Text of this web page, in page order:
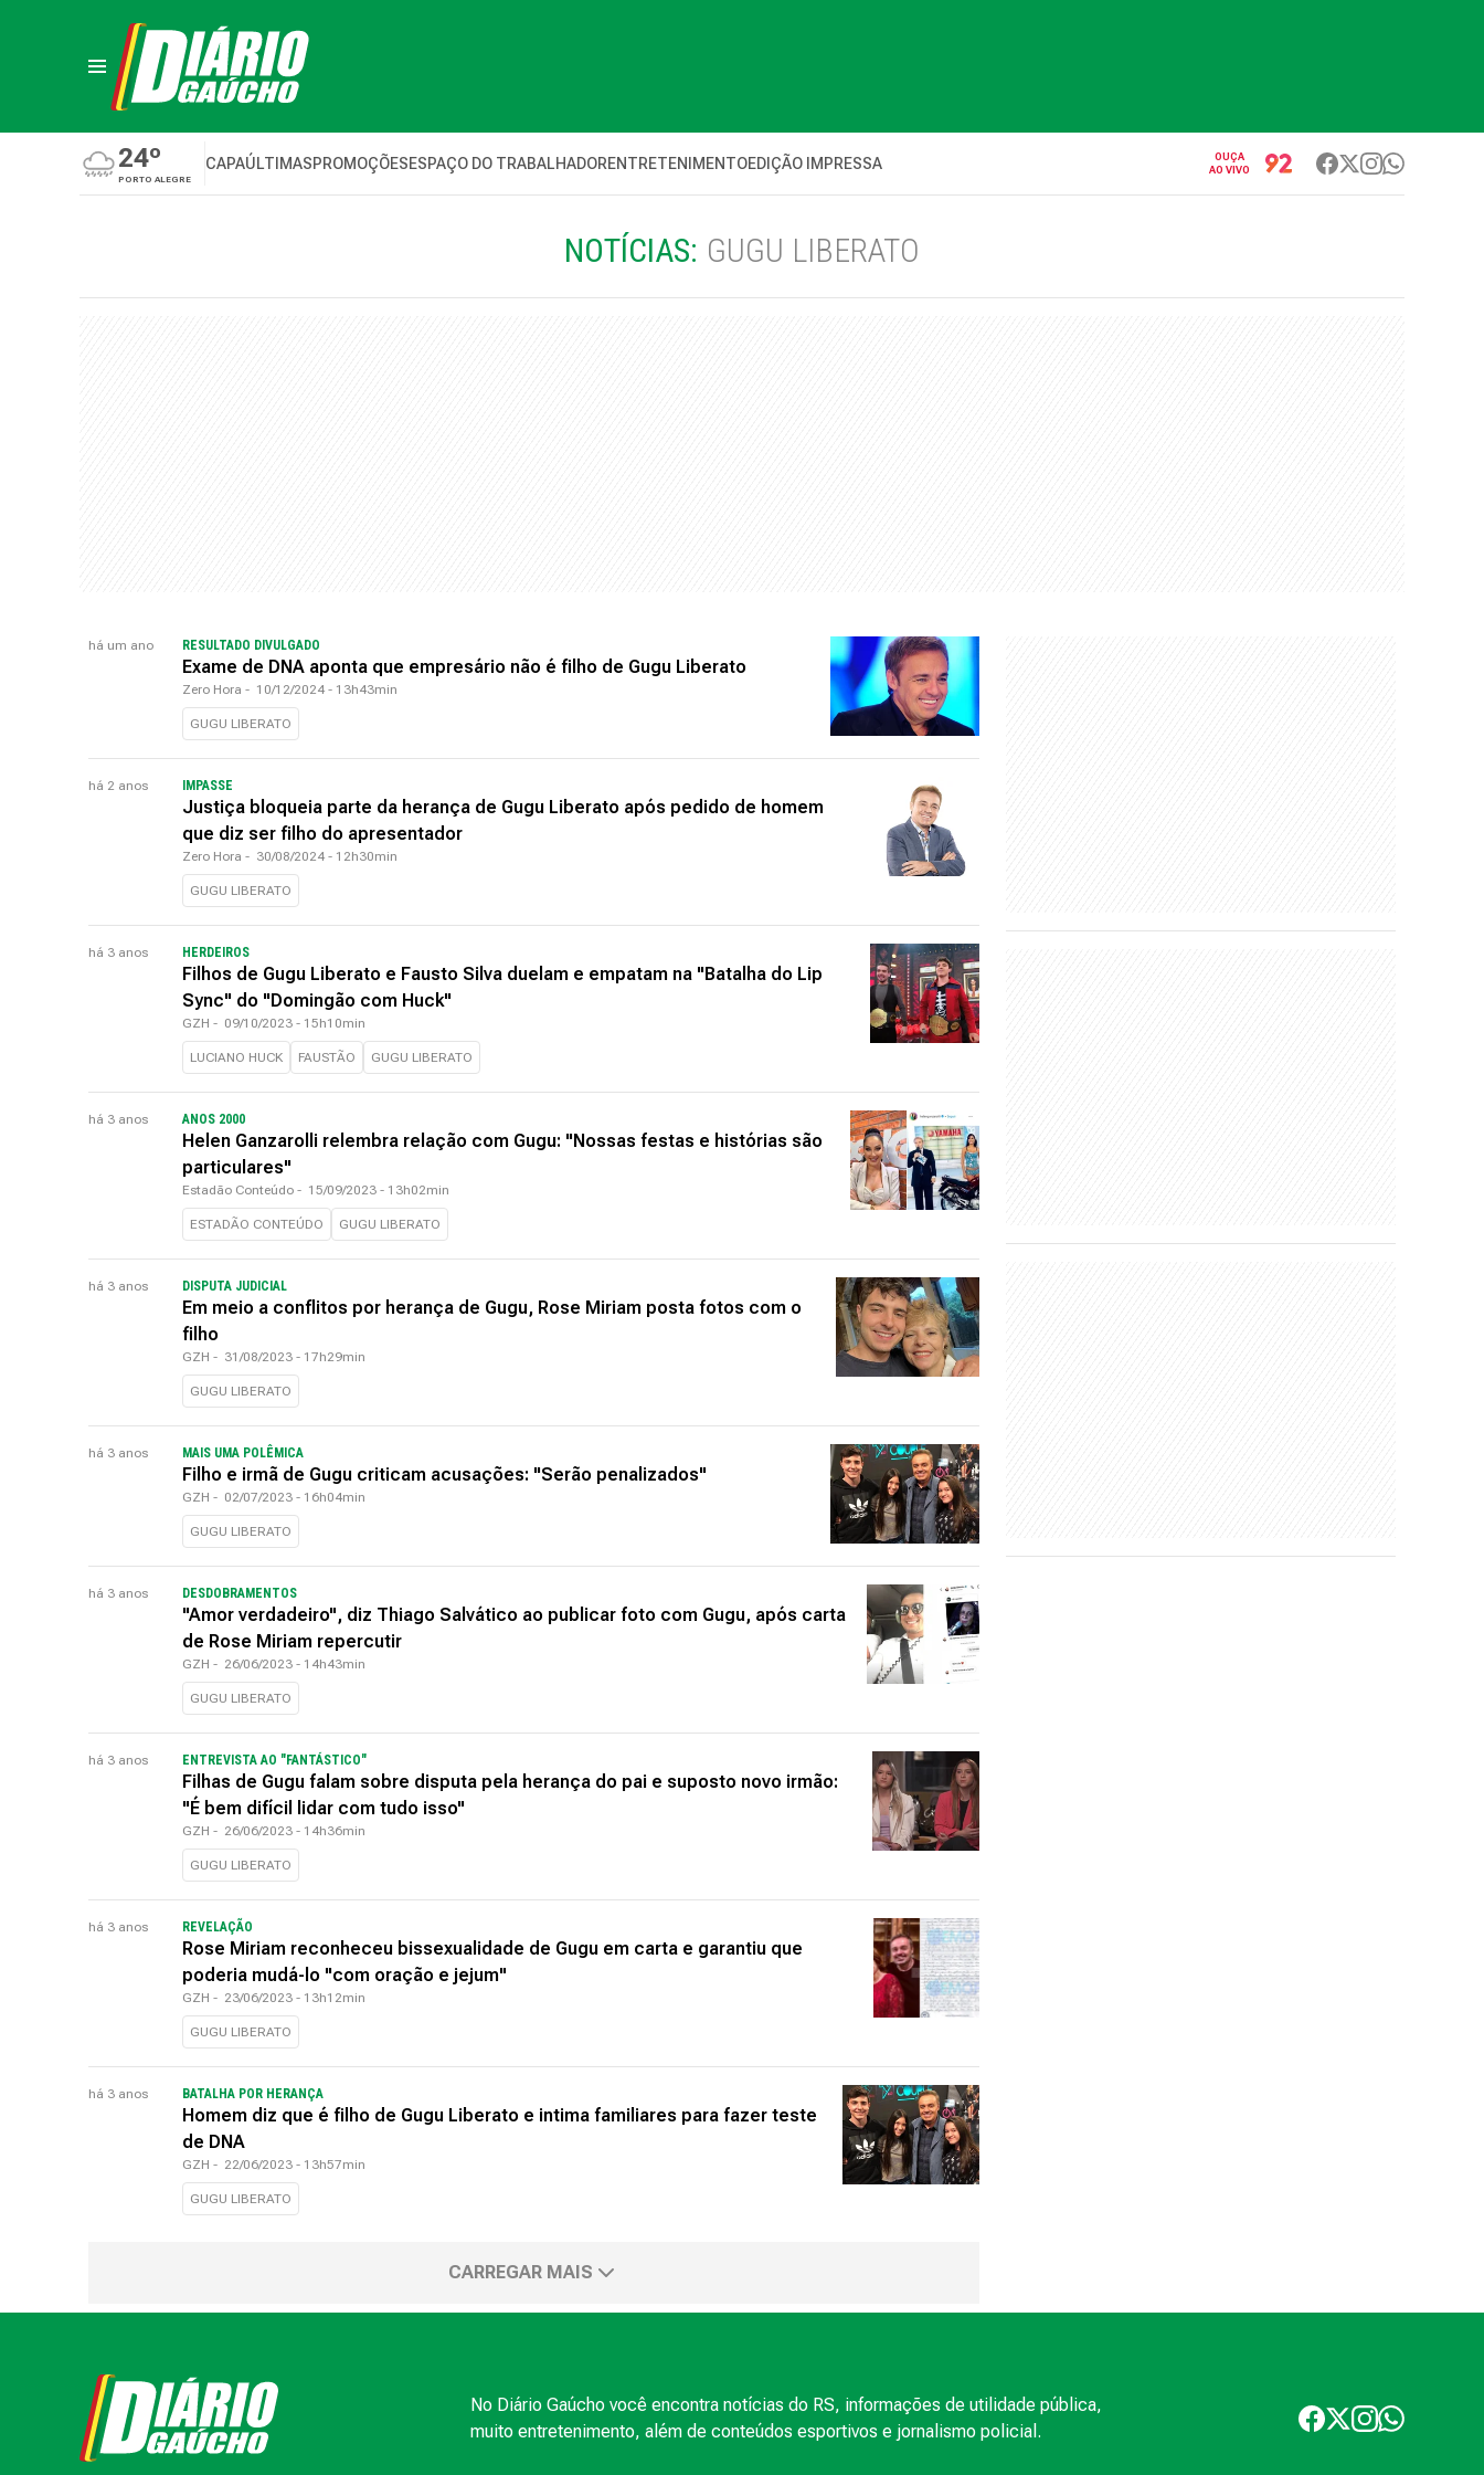
24º
PORTO ALEGRE
CAPAÚLTIMASPROMOÇÕESESPAÇO DO TRABALHADORENTRETENIMENTOEDIÇÃO IMPRESSA
OUÇA
AO VIVO
NOTÍCIAS: GUGU LIBERATO
há um ano RESULTADO DIVULGADO
Exame de DNA aponta que empresário não é filho de Gugu Liberato
Zero Hora - 10/12/2024 - 13h43min
GUGU LIBERATO
há 2 anos IMPASSE
Justiça bloqueia parte da herança de Gugu Liberato após pedido de homem
que diz ser filho do apresentador
Zero Hora - 30/08/2024 - 12h30min
GUGU LIBERATO
há 3 anos HERDEIROS
Filhos de Gugu Liberato e Fausto Silva duelam e empatam na "Batalha do Lip
Sync" do "Domingão com Huck"
GZH - 09/10/2023 - 15h10min
LUCIANO HUCK FAUSTÃO GUGU LIBERATO
há 3 anos ANOS 2000
Helen Ganzarolli relembra relação com Gugu: "Nossas festas e histórias são
particulares"
Estadão Conteúdo - 15/09/2023 - 13h02min
ESTADÃO CONTEÚDO GUGU LIBERATO
há 3 anos DISPUTA JUDICIAL
Em meio a conflitos por herança de Gugu, Rose Miriam posta fotos com o
filho
GZH - 31/08/2023 - 17h29min
GUGU LIBERATO
há 3 anos MAIS UMA POLÊMICA
Filho e irmã de Gugu criticam acusações: "Serão penalizados"
GZH - 02/07/2023 - 16h04min
GUGU LIBERATO
há 3 anos DESDOBRAMENTOS
"Amor verdadeiro", diz Thiago Salvático ao publicar foto com Gugu, após carta
de Rose Miriam repercutir
GZH - 26/06/2023 - 14h43min
GUGU LIBERATO
há 3 anos ENTREVISTA AO "FANTÁSTICO"
Filhas de Gugu falam sobre disputa pela herança do pai e suposto novo irmão:
"É bem difícil lidar com tudo isso"
GZH - 26/06/2023 - 14h36min
GUGU LIBERATO
há 3 anos REVELAÇÃO
Rose Miriam reconheceu bissexualidade de Gugu em carta e garantiu que
poderia mudá-lo "com oração e jejum"
GZH - 23/06/2023 - 13h12min
GUGU LIBERATO
há 3 anos BATALHA POR HERANÇA
Homem diz que é filho de Gugu Liberato e intima familiares para fazer teste
de DNA
GZH - 22/06/2023 - 13h57min
GUGU LIBERATO
CARREGAR MAIS
No Diário Gaúcho você encontra notícias do RS, informações de utilidade pública,
muito entretenimento, além de conteúdos esportivos e jornalismo policial.